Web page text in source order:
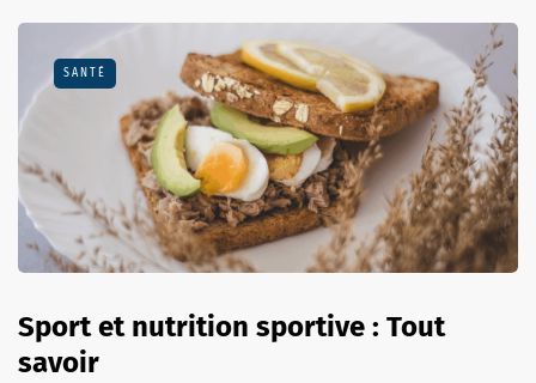
SANTÉ
Sport et nutrition sportive : Tout
savoir